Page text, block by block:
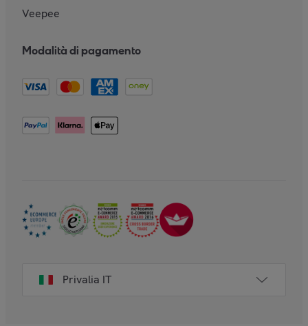
Veepee
Modalità di pagamento
Privalia IT